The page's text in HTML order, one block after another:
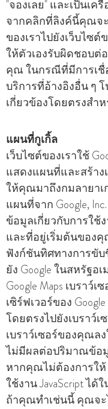
"จองเลย" และเป็นเค
จากคลิกที่ลิงค์นี้คุณจะ
ของเราไปยังเว็บไซ
ให้ตัวเองรับผิดชอบ
คุณ ในกรณีที่มีการเชื่
บริการที่อ้างอิงอื่น ๆ
เกี่ยวข้องโดยตรงสํา
แผนที่กูเกิ้ล
เว็บไซต์ของเราใช้
แสดงแผนที่และสร้าง
ให้คุณมาถึงกมลายาเก
แผนที่จาก Google,
ข้อมูลเกี่ยวกับการใช้
และที่อยู่เริ่มต้นของ
ฟังก์ชันทิศทางการขับ
ยัง Google ในสหรัฐ
Google Maps เบราว์
เซิร์ฟเวอร์ของ
โดยตรงไปยังเบราว์
เบราว์เซอร์ของคุณล
ไม่มีผลต่อปริมาณข้อมู
หากคุณไม่ต้องการใ
ใช้งาน JavaScript ไ
ถ้าคุณทําเช่นนี้ คุณจ